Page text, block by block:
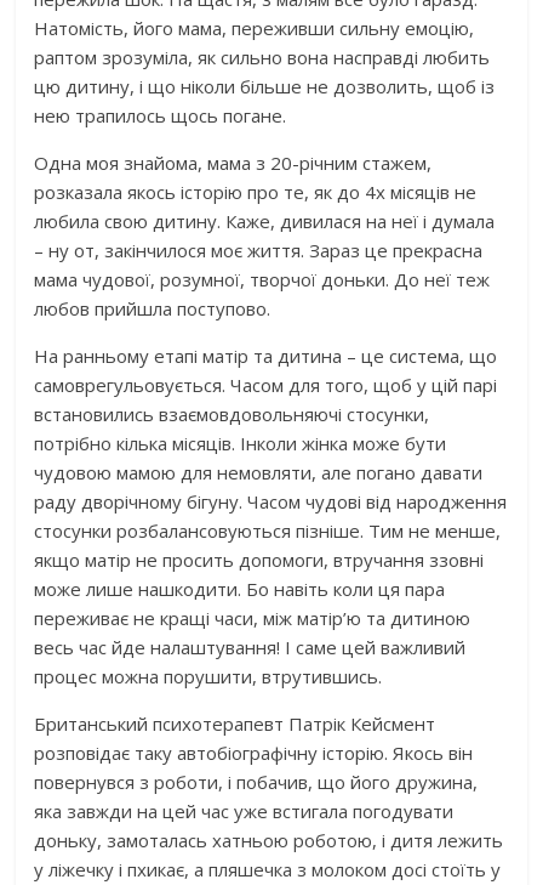
Натомість, його мама, переживши сильну емоцію,
раптом зрозуміла, як сильно вона насправді любить
цю дитину, і що ніколи більше не дозволить, щоб із
нею трапилось щось погане.
Одна моя знайома, мама з 20-річним стажем,
розказала якось історію про те, як до 4х місяців не
любила свою дитину. Каже, дивилася на неї і думала
– ну от, закінчилося моє життя. Зараз це прекрасна
мама чудової, розумної, творчої доньки. До неї теж
любов прийшла поступово.
На ранньому етапі матір та дитина – це система, що
самоврегульовується. Часом для того, щоб у цій парі
встановились взаємовдовольняючі стосунки,
потрібно кілька місяців. Інколи жінка може бути
чудовою мамою для немовляти, але погано давати
раду дворічному бігуну. Часом чудові від народження
стосунки розбалансовуються пізніше. Тим не менше,
якщо матір не просить допомоги, втручання ззовні
може лише нашкодити. Бо навіть коли ця пара
переживає не кращі часи, між матір’ю та дитиною
весь час йде налаштування! І саме цей важливий
процес можна порушити, втрутившись.
Британський психотерапевт Патрік Кейсмент
розповідає таку автобіографічну історію. Якось він
повернувся з роботи, і побачив, що його дружина,
яка завжди на цей час уже встигала погодувати
доньку, замоталась хатньою роботою, і дитя лежить
у ліжечку і пхикає, а пляшечка з молоком досі стоїть у